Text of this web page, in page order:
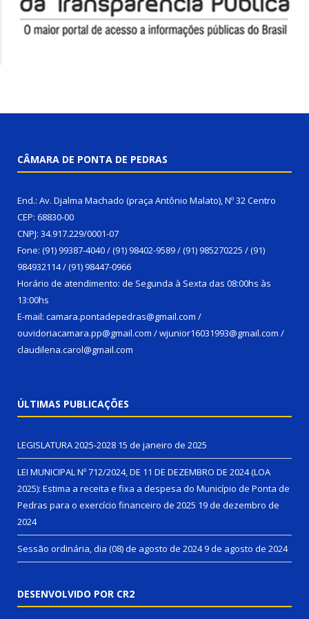
CÂMARA DE PONTA DE PEDRAS
End.: Av. Djalma Machado (praça Antônio Malato), Nº 32 Centro
CEP: 68830-00
CNPJ: 34.917.229/0001-07
Fone: (91) 99387-4040 / (91) 98402-9589 / (91) 985270225 / (91)
984932114 / (91) 98447-0966
Horário de atendimento: de Segunda à Sexta das 08:00hs às
13:00hs
E-mail: camara.pontadepedras@gmail.com /
ouvidoriacamara.pp@gmail.com / wjunior16031993@gmail.com /
claudilena.carol@gmail.com
ÚLTIMAS PUBLICAÇÕES
LEGISLATURA 2025-2028 15 de janeiro de 2025
LEI MUNICIPAL Nº 712/2024, DE 11 DE DEZEMBRO DE 2024 (LOA
2025): Estima a receita e fixa a despesa do Município de Ponta de
Pedras para o exercício financeiro de 2025 19 de dezembro de
2024
Sessão ordinária, dia (08) de agosto de 20249 de agosto de 2024
DESENVOLVIDO POR CR2